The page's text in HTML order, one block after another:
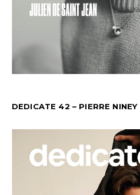
DEDICATE 42 – PIERRE NINEY